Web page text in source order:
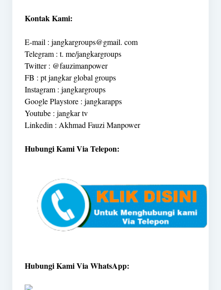
Kontak Kami:
E-mail : jangkargroups@gmail. com
Telegram : t. me/jangkargroups
Twitter : @fauzimanpower
FB : pt jangkar global groups
Instagram : jangkargroups
Google Playstore : jangkarapps
Youtube : jangkar tv
Linkedin : Akhmad Fauzi Manpower
Hubungi Kami Via Telepon:
Hubungi Kami Via WhatsApp: